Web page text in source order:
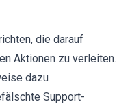
die darauf
Aktionen zu verleiten.
dazu
Support-